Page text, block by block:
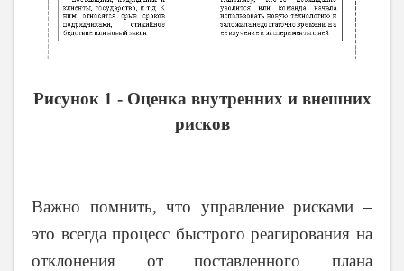
Рисунок 1 - Оценка внутренних и внешних
рисков
Важно помнить, что управление рисками –
это всегда процесс быстрого реагирования на
отклонения от поставленного плана